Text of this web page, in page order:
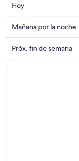
Consultar
los
precios
cerca
de
Egapark
Hoy
Consultar
precios
cerca
de
Mañana por la noche
Consultar
precios
Próx. fin de semana